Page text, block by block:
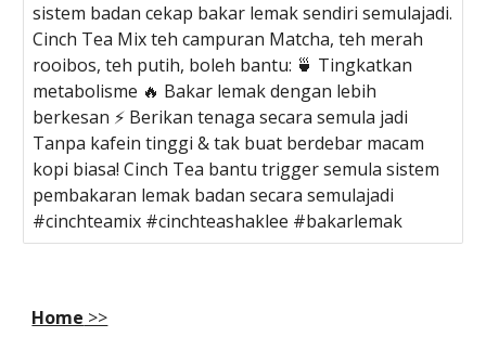
sistem badan cekap bakar lemak sendiri semulajadi.
Cinch Tea Mix teh campuran Matcha, teh merah
rooibos, teh putih, boleh bantu: 🍵 Tingkatkan
metabolisme 🔥 Bakar lemak dengan lebih
berkesan ⚡ Berikan tenaga secara semula jadi
Tanpa kafein tinggi & tak buat berdebar macam
kopi biasa! Cinch Tea bantu trigger semula sistem
pembakaran lemak badan secara semulajadi
#cinchteamix #cinchteashaklee #bakarlemak
Home >>